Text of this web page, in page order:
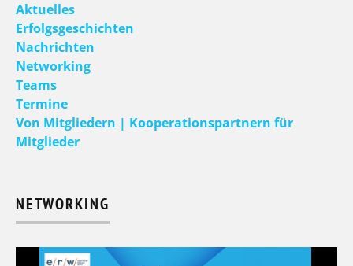
Aktuelles
Erfolgsgeschichten
Nachrichten
Networking
Teams
Termine
Von Mitgliedern | Kooperationspartnern für
Mitglieder
NETWORKING